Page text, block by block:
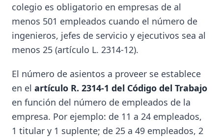
colegio es obligatorio en empresas de al
menos 501 empleados cuando el número de
ingenieros, jefes de servicio y ejecutivos sea al
menos 25 (artículo L. 2314-12).
El número de asientos a proveer se establece
en el artículo R. 2314-1 del Código del Trabajo
en función del número de empleados de la
empresa. Por ejemplo: de 11 a 24 empleados,
1 titular y 1 suplente; de 25 a 49 empleados, 2